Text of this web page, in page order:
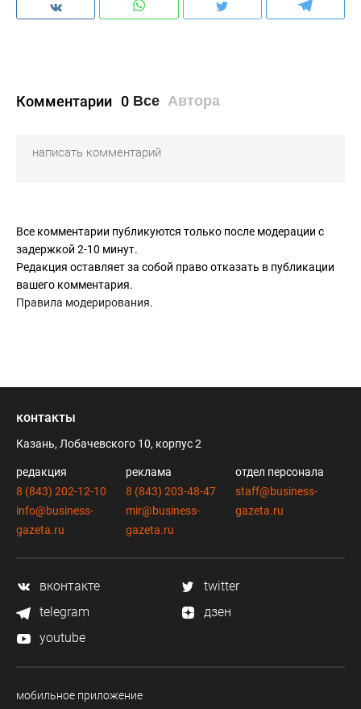
Комментарии 0 Все Автора
Все комментарии публикуются только после модерации с
задержкой 2-10 минут.
Редакция оставляет за собой право отказать в публикации
вашего комментария.
Правила модерирования.
контакты
Казань, Лобачевского 10, корпус 2
редакция
8 (843) 202-12-10
info@business-
gazeta.ru
реклама
8 (843) 203-48-47
mir@business-
gazeta.ru
отдел персонала
staff@business-
gazeta.ru
вконтакте
twitter
telegram
дзен
youtube
мобильное приложение